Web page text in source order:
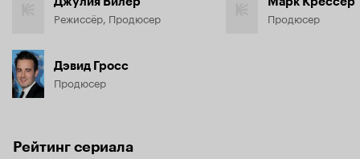
Режиссёр, Продюсер
Дэвид Гросс
Продюсер
Продюсер
Рейтинг сериала